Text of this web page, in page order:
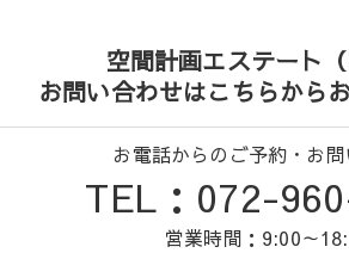
空間計画エステート
お問い合わせはこちらから
お電話からのご予約・お
TEL：072-
営業時間：9:00～